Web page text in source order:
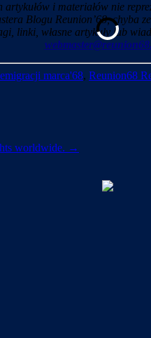
i materiałów nie
Blogu Reunion’68, chyba
linki, własne artykuły lub
marca'68, Reunion68
worldwide. →